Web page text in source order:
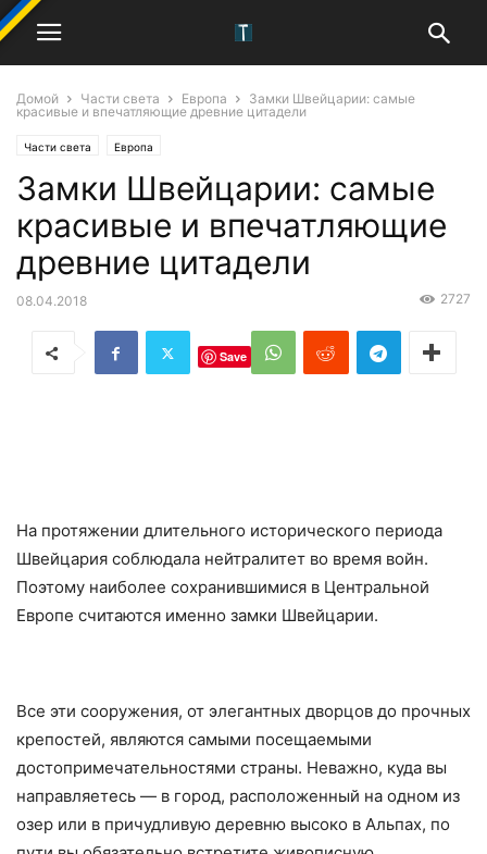
Домой Части света Европа
Замки Швейцарии: самые
красивые и впечатляющие древние цитадели
Части света Европа
Замки Швейцарии: самые
красивые и впечатляющие
древние цитадели
08.04.2018 2727
Save
На протяжении длительного исторического периода
Швейцария соблюдала нейтралитет во время войн.
Поэтому наиболее сохранившимися в Центральной
Европе считаются именно замки Швейцарии.
Все эти сооружения, от элегантных дворцов до прочных
крепостей, являются самыми посещаемыми
достопримечательностями страны. Неважно, куда вы
направляетесь — в город, расположенный на одном из
озер или в причудливую деревню высоко в Альпах, по